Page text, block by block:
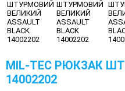
MIL-TEC РЮКЗАК
14002202